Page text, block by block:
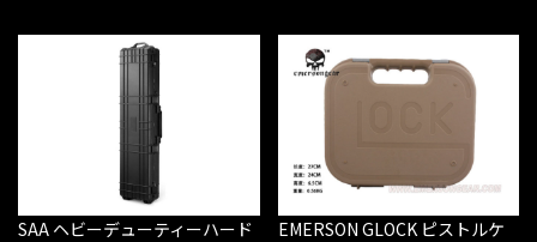
SAA ヘビーデューティーハード
EMERSON GLOCK ピストルケ